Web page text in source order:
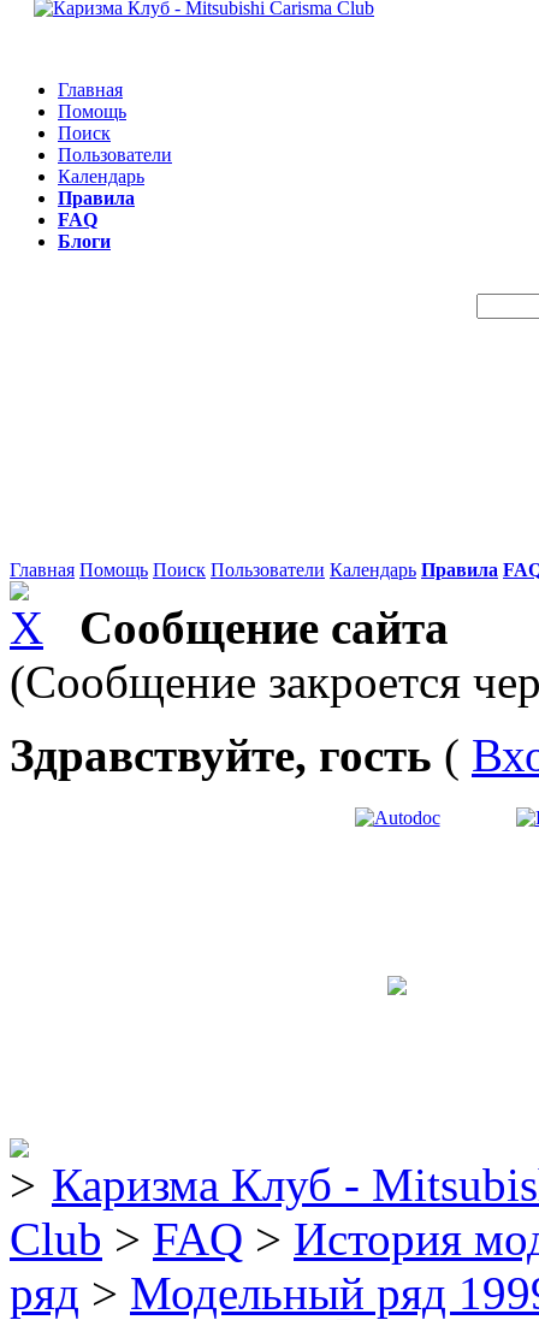
Главная
Помощь
Поиск
Пользователи
Календарь
Правила
FAQ
Блоги
Главная Помощь Поиск Пользователи Календарь Правила
Сообщение сайта
(Сообщение закроется
Здравствуйте, гость (
Каризма Клуб -
Club > FAQ > История
ряд > Модельный ряд